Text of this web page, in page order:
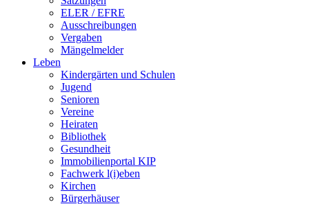
ELER / EFRE
Ausschreibungen
Vergaben
Mängelmelder
Leben
Kindergärten und Schulen
Jugend
Senioren
Vereine
Heiraten
Bibliothek
Gesundheit
Immobilienportal KIP
Fachwerk l(i)eben
Kirchen
Bürgerhäuser